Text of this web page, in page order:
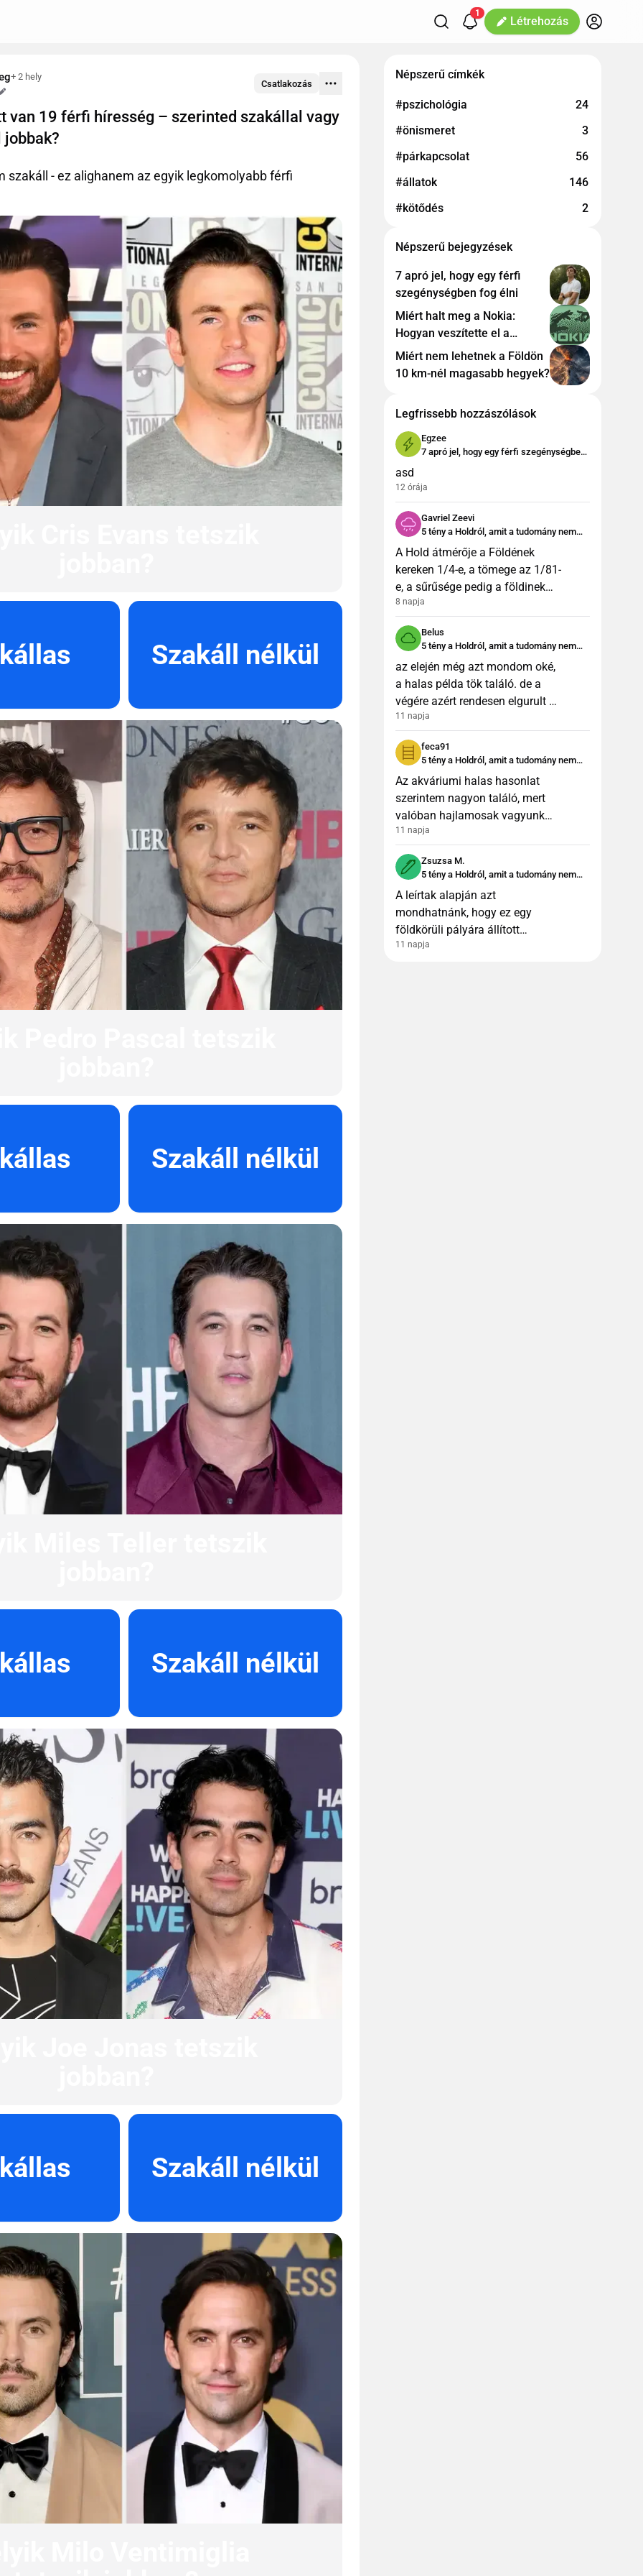
1
Létrehozás
+ 2 hely
Szerkesztve
Csatlakozás
van 19 férfi híresség – szerinted szakállal vagy
szakáll - ez alighanem az egyik legkomolyabb férfi
Szakáll nélkül
Szakáll nélkül
Szakáll nélkül
Szakáll nélkül
Népszerű címkék
#pszichológia
24
#önismeret
3
#párkapcsolat
56
#állatok
146
#kötődés
2
Népszerű bejegyzések
7 apró jel, hogy egy férfi
szegénységben fog élni
Miért halt meg a Nokia:
Hogyan veszítette el a
globális piacvezető az
okostelefon-korszakot
Miért nem lehetnek a Földön
10 km-nél magasabb hegyek?
Legfrissebb hozzászólások
Egzee
7 apró jel, hogy egy férfi szegénységben
asd
12 órája
Gavriel Zeevi
5 tény a Holdról, amit a tudomány nem
tud megmagyarázni
A Hold átmérője a Földének
kereken 1/4-e, a tömege az 1/81-
e, a sűrűsége pedig a földinek
több mint a fele. Mindez nem
nagyon vág össze a cikk
adataival. Ráadásul a
különleges keri
8 napja
Belus
5 tény a Holdról, amit a tudomány nem
tud megmagyarázni
az elején még azt mondom oké,
a halas példa tök találó. de a
végére azért rendesen elgurult az
a bizonyos gyógyszer... :D
milyen ektoparazita idegenek, ne
nézzetek már annyi sci-fi
11 napja
feca91
5 tény a Holdról, amit a tudomány nem
tud megmagyarázni
Az akváriumi halas hasonlat
szerintem nagyon találó, mert
valóban hajlamosak vagyunk
azt hinni, hogy amit a jelenlegi
tudásunkkal nem tudunk
elképzelni, az nem is létezhet.
Ugyanak
11 napja
Zsuzsa M.
5 tény a Holdról, amit a tudomány nem
tud megmagyarázni
A leírtak alapján azt
mondhatnánk, hogy ez egy
földkörüli pályára állított
mesterséges égitest, amit az
11 napja